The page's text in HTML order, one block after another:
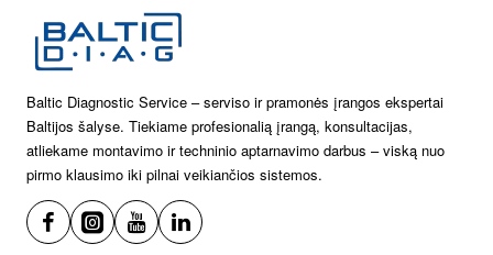
Baltic Diagnostic Service – serviso ir pramonės įrangos ekspertai
Baltijos šalyse. Tiekiame profesionalią įrangą, konsultacijas,
atliekame montavimo ir techninio aptarnavimo darbus – viską nuo
pirmo klausimo iki pilnai veikiančios sistemos.